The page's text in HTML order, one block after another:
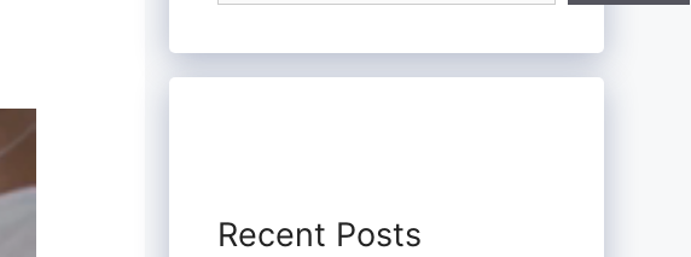
Recent Posts